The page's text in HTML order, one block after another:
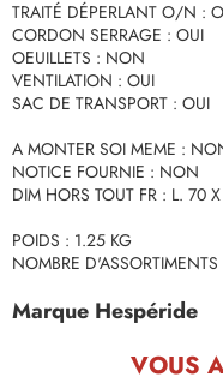
TRAITÉ DÉPERLANT O/N :
CORDON SERRAGE : OUI
OEUILLETS : NON
VENTILATION : OUI
SAC DE TRANSPORT : OUI
A MONTER SOI MEME :
NOTICE FOURNIE : NON
DIM HORS TOUT FR : L. 70
POIDS : 1.25 KG
NOMBRE D'ASSORTIMENTS
Marque Hespéride
VOUS